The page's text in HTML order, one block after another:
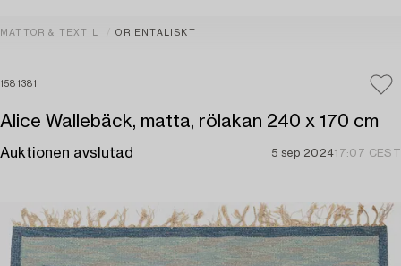
MATTOR & TEXTIL ORIENTALISKT
1581381
Alice Wallebäck, matta, rölakan 240 x 170 cm
Auktionen avslutad 5 sep 202417:07 CEST